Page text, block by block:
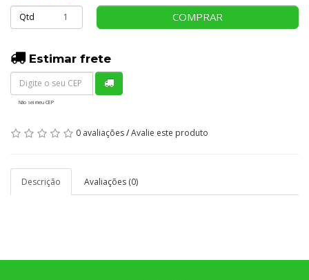
Qtd COMPRAR
Estimar frete
Não sei meu CEP
0 avaliações/Avalie este produto
Descrição Avaliações (0)